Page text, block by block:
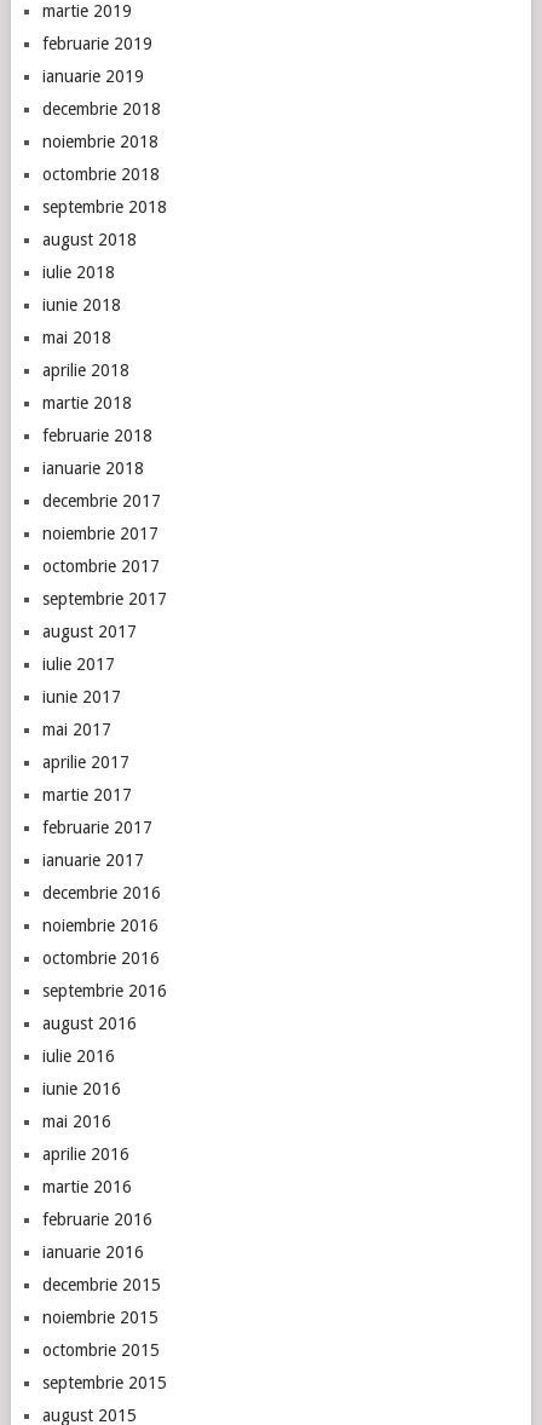
martie 2019
februarie 2019
ianuarie 2019
decembrie 2018
noiembrie 2018
octombrie 2018
septembrie 2018
august 2018
iulie 2018
iunie 2018
mai 2018
aprilie 2018
martie 2018
februarie 2018
ianuarie 2018
decembrie 2017
noiembrie 2017
octombrie 2017
septembrie 2017
august 2017
iulie 2017
iunie 2017
mai 2017
aprilie 2017
martie 2017
februarie 2017
ianuarie 2017
decembrie 2016
noiembrie 2016
octombrie 2016
septembrie 2016
august 2016
iulie 2016
iunie 2016
mai 2016
aprilie 2016
martie 2016
februarie 2016
ianuarie 2016
decembrie 2015
noiembrie 2015
octombrie 2015
septembrie 2015
august 2015